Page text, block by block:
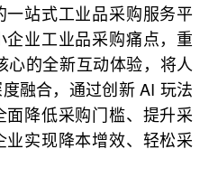
站式工业品采购服务平
业工业品采购痛点，重
的全新互动体验，将人
融合，通过创新 AI 玩法
降低采购门槛、提升采
实现降本增效、轻松采